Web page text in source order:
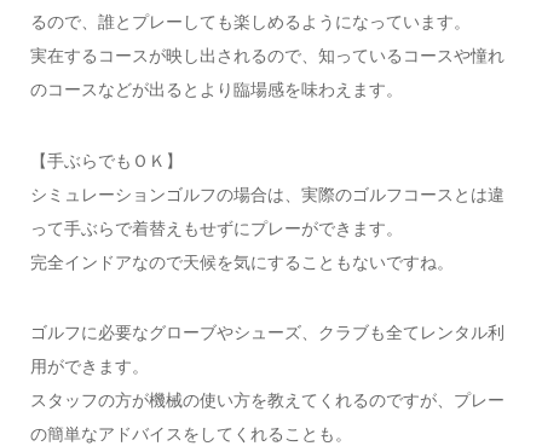
るので、誰とプレーしても楽しめるようになっています。
実在するコースが映し出されるので、知っているコースや憧れ
のコースなどが出るとより臨場感を味わえます。
【手ぶらでもＯＫ】
シミュレーションゴルフの場合は、実際のゴルフコースとは違
って手ぶらで着替えもせずにプレーができます。
完全インドアなので天候を気にすることもないですね。
ゴルフに必要なグローブやシューズ、クラブも全てレンタル利
用ができます。
スタッフの方が機械の使い方を教えてくれるのですが、プレー
の簡単なアドバイスをしてくれることも。